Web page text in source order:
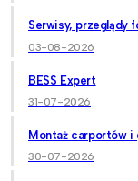
Serwisy, przeglądy
03-08-2026
BESS Expert
31-07-2026
Montaż carportów i
30-07-2026